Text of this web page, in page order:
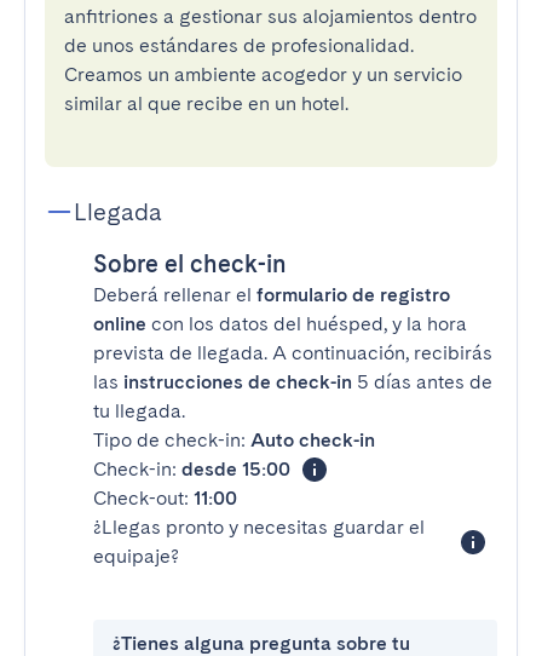
anfitriones a gestionar sus alojamientos dentro
de unos estándares de profesionalidad.
Creamos un ambiente acogedor y un servicio
similar al que recibe en un hotel.
Llegada
Sobre el check-in
Deberá rellenar el formulario de registro
online con los datos del huésped, y la hora
prevista de llegada. A continuación, recibirás
las instrucciones de check-in 5 días antes de
tu llegada.
Tipo de check-in: Auto check-in
Check-in: desde 15:00
Check-out: 11:00
¿Llegas pronto y necesitas guardar el
equipaje?
¿Tienes alguna pregunta sobre tu